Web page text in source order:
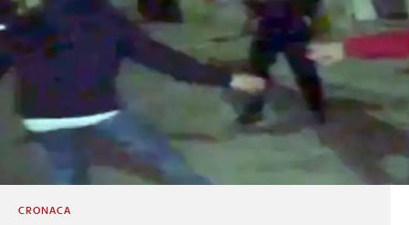
CRONACA